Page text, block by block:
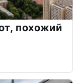
похожий